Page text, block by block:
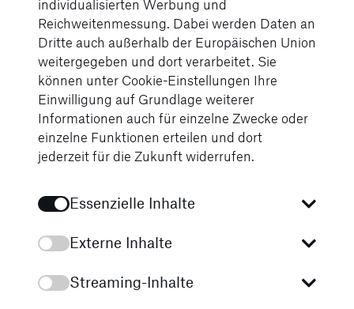
Minimierung von
verschleißbedingtem Ausfall
Wartezeiten.
individualisierten Werbung und
Reichweitenmessung. Dabei werden Daten an
Dritte auch außerhalb der Europäischen Union
weitergegeben und dort verarbeitet. Sie
können unter Cookie-Einstellungen Ihre
Einwilligung auf Grundlage weiterer
Informationen auch für einzelne Zwecke oder
einzelne Funktionen erteilen und dort
jederzeit für die Zukunft widerrufen.
Essenzielle Inhalte
Externe Inhalte
Streaming-Inhalte